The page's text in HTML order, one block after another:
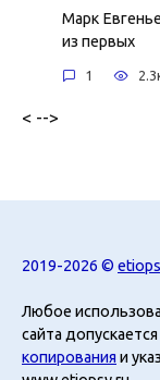
Марк
из первых
1
< -->
2019-2026 ©
Любое
сайта
копирования и